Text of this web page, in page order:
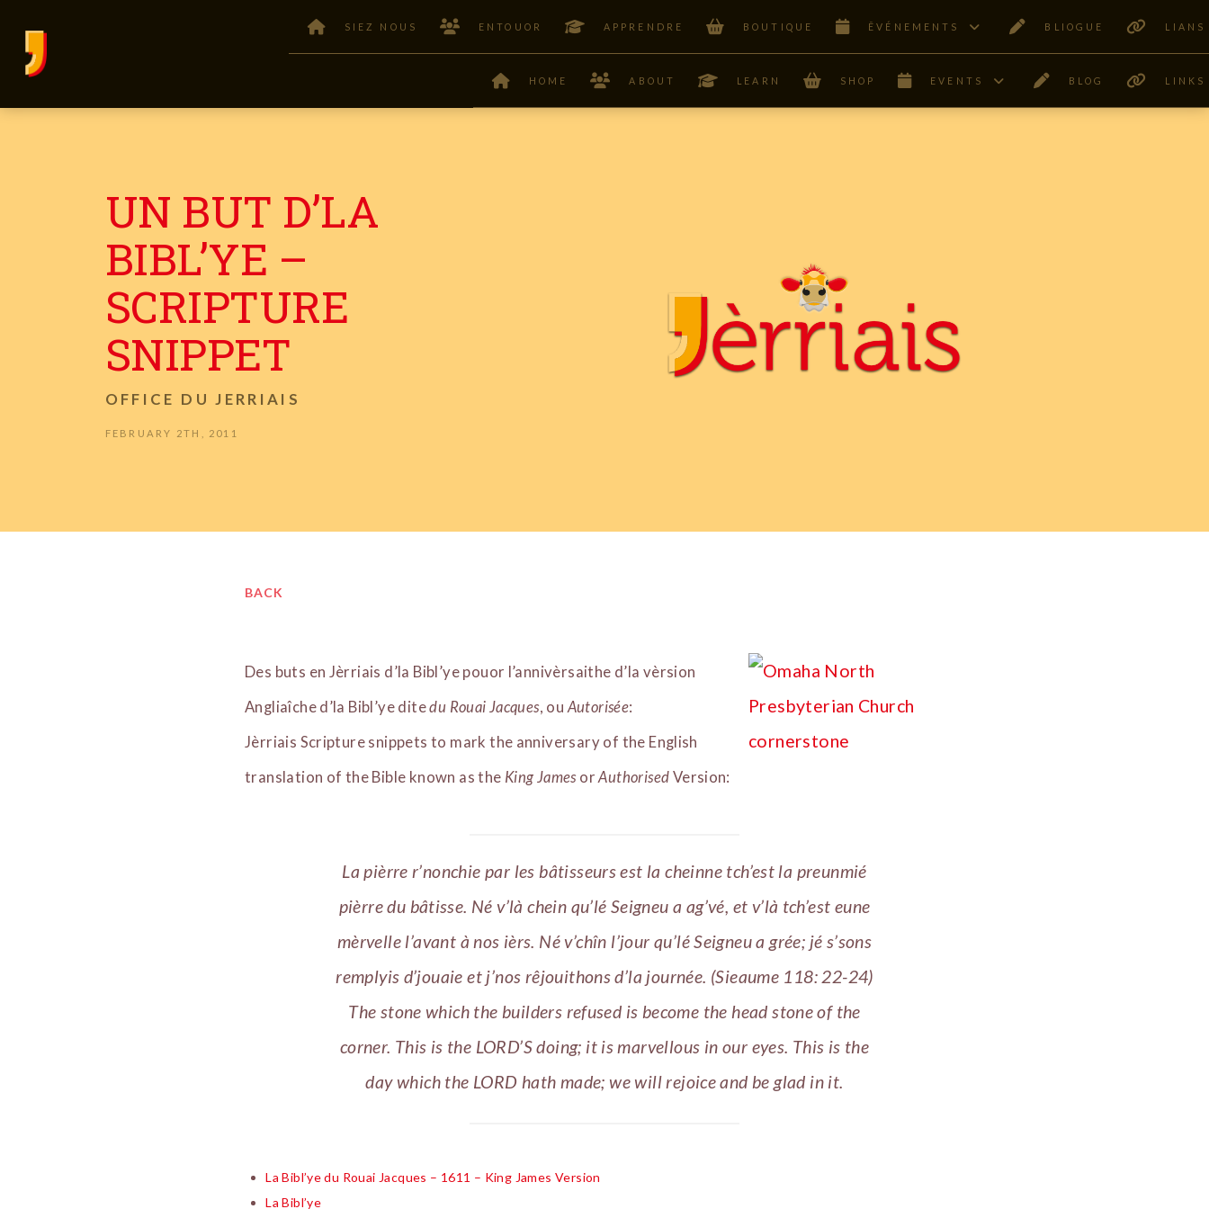
SIEZ NOUS ENTOUOR APPRENDRE BOUTIQUE ÊVÉNEMENTS BLIOGUE LIANS
HOME ABOUT LEARN SHOP EVENTS BLOG LINKS
UN BUT D’LA
BIBL’YE –
SCRIPTURE
SNIPPET
OFFICE DU JERRIAIS
FEBRUARY 2TH, 2011
BACK
Des buts en Jèrriais d’la Bibl’ye pouor l’annivèrsaithe d’la vèrsion
Angliaîche d’la Bibl’ye ditedu Rouai Jacques, ou Autorisée:
Jèrriais Scripture snippets to mark the anniversary of the English
translation of the Bible known as the King JamesorAuthorised Version:
La pièrre r’nonchie par les bâtisseurs est la cheinne tch’est la preunmié
pièrre du bâtisse. Né v’là chein qu’lé Seigneu a ag’vé, et v’là tch’est eune
mèrvelle l’avant à nos ièrs. Né v’chîn l’jour qu’lé Seigneu a grée; jé s’sons
remplyis d’jouaie et j’nos rêjouithons d’la journée. (Sieaume 118: 22-24)
The stone which the builders refused is become the head stone of the
corner. This is the LORD’S doing; it is marvellous in our eyes. This is the
day which the LORD hath made; we will rejoice and be glad in it.
La Bibl’ye du Rouai Jacques – 1611 – King James Version
La Bibl’ye